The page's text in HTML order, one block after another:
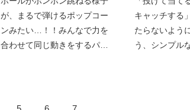
が、まるで弾けるポップコー
ンみたい…！！みんなで力を
合わせて同じ動きをするパラ
キャッチする
たらないよう
う、シンプル